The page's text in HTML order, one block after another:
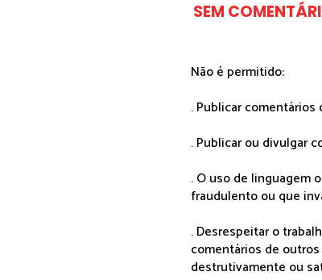
SEM
Não é permitido:
. Publicar
. Publicar ou divulgar
. O uso de linguagem
fraudulento ou que
. Desrespeitar o
comentários de
destrutivamente ou